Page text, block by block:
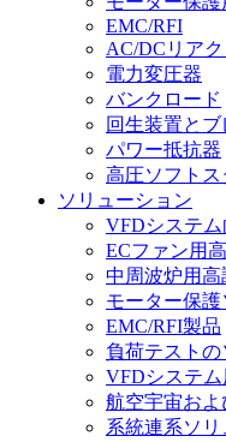
EMC/RFI
AC/DCリア
電力変圧器
バンクロード
回生装置と
パワー抵抗器
高圧ソフトス
ソリューション
VFDシステ
ECファン用
中周波炉用
モーター保
EMC/RFI製品
負荷テスト
VFDシステ
航空宇宙お
系統連系ソ